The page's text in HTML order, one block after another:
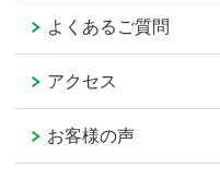
よくあるご質問
アクセス
お客様の声